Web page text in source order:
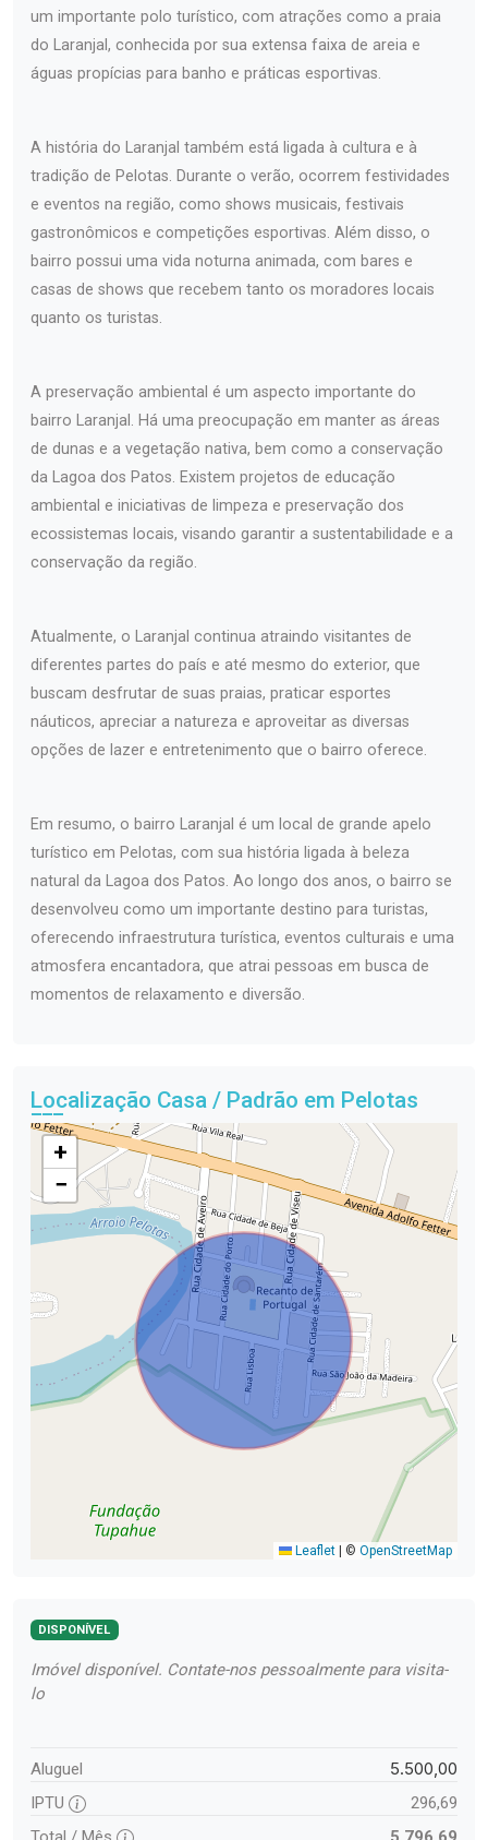
um importante polo turístico, com atrações como a praia
do Laranjal, conhecida por sua extensa faixa de areia e
águas propícias para banho e práticas esportivas.
A história do Laranjal também está ligada à cultura e à
tradição de Pelotas. Durante o verão, ocorrem festividades
e eventos na região, como shows musicais, festivais
gastronômicos e competições esportivas. Além disso, o
bairro possui uma vida noturna animada, com bares e
casas de shows que recebem tanto os moradores locais
quanto os turistas.
A preservação ambiental é um aspecto importante do
bairro Laranjal. Há uma preocupação em manter as áreas
de dunas e a vegetação nativa, bem como a conservação
da Lagoa dos Patos. Existem projetos de educação
ambiental e iniciativas de limpeza e preservação dos
ecossistemas locais, visando garantir a sustentabilidade e a
conservação da região.
Atualmente, o Laranjal continua atraindo visitantes de
diferentes partes do país e até mesmo do exterior, que
buscam desfrutar de suas praias, praticar esportes
náuticos, apreciar a natureza e aproveitar as diversas
opções de lazer e entretenimento que o bairro oferece.
Em resumo, o bairro Laranjal é um local de grande apelo
turístico em Pelotas, com sua história ligada à beleza
natural da Lagoa dos Patos. Ao longo dos anos, o bairro se
desenvolveu como um importante destino para turistas,
oferecendo infraestrutura turística, eventos culturais e uma
atmosfera encantadora, que atrai pessoas em busca de
momentos de relaxamento e diversão.
Localização Casa / Padrão em Pelotas
+
−
Leaflet © OpenStreetMap
DISPONÍVEL
Imóvel disponível. Contate-nos pessoalmente para visita-
lo
Aluguel 5.500,00
IPTU
296,69